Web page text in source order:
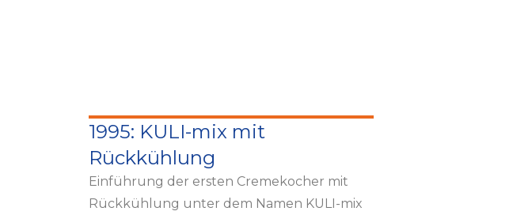
1995: KULI-mix mit
Rückkühlung
Einführung der ersten Cremekocher mit
Rückkühlung unter dem Namen KULI-mix